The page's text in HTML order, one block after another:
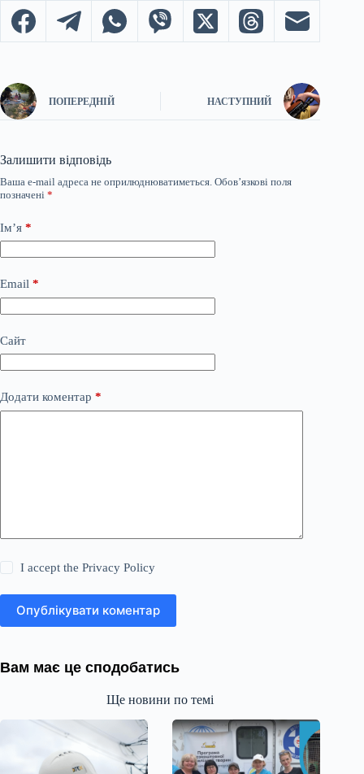
ПОПЕРЕДНІЙ НАСТУПНИЙ
Залишити відповідь
Ваша e-mail адреса не оприлюднюватиметься. Обов’язкові поля
позначені *
Ім’я *
Email *
Сайт
Додати коментар *
I accept thePrivacy Policy
Опублікувати коментар
Вам має це сподобатись
Ще новини по темі